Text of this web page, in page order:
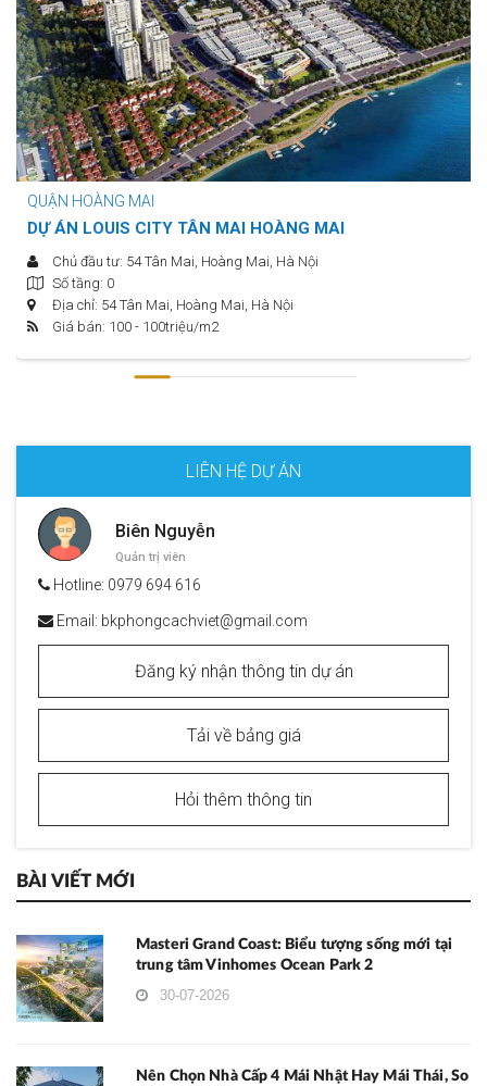
QUẬN HOÀNG MAI
DỰ ÁN LOUIS CITY TÂN MAI HOÀNG MAI
Chủ đầu tư: 54 Tân Mai, Hoàng Mai, Hà Nội
Số tầng: 0
Địa chỉ: 54 Tân Mai, Hoàng Mai, Hà Nội
Giá bán: 100 - 100triệu/m2
LIÊN HỆ DỰ ÁN
Biên Nguyễn
Quản trị viên
Hotline: 0979 694 616
Email: bkphongcachviet@gmail.com
Đăng ký nhận thông tin dự án
Tải về bảng giá
Hỏi thêm thông tin
BÀI VIẾT MỚI
Masteri Grand Coast: Biểu tượng sống mới tại
trung tâm Vinhomes Ocean Park 2
30-07-2026
Nên Chọn Nhà Cấp 4 Mái Nhật Hay Mái Thái, So